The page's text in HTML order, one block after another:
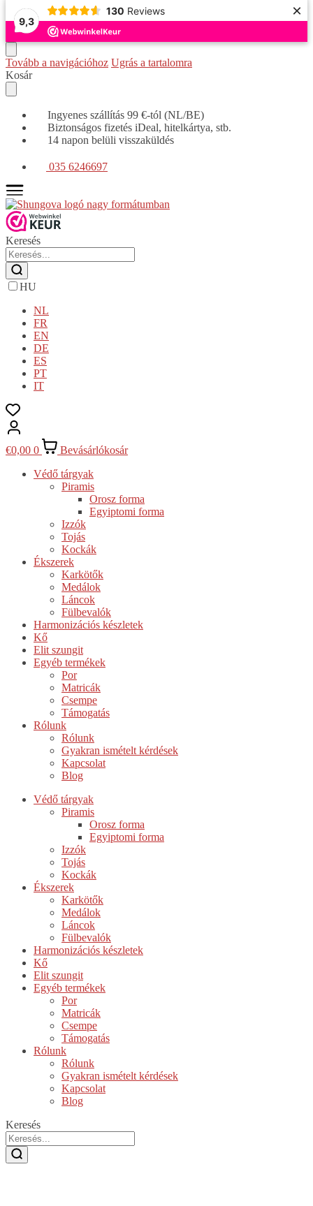
9,3
130 Reviews ×
Tovább a navigációhoz Ugrás a tartalomra
Kosár
Ingyenes szállítás 99 €-tól (NL/BE)
Biztonságos fizetés iDeal, hitelkártya, stb.
14 napon belüli visszaküldés
035 6246697
Keresés
HU
NL
FR
EN
DE
ES
PT
IT
€0,00 0
Bevásárlókosár
Védő tárgyak
Piramis
Orosz forma
Egyiptomi forma
Izzók
Tojás
Kockák
Ékszerek
Karkötők
Medálok
Láncok
Fülbevalók
Harmonizációs készletek
Kő
Elit szungit
Egyéb termékek
Por
Matricák
Csempe
Támogatás
Rólunk
Rólunk
Gyakran ismételt kérdések
Kapcsolat
Blog
Védő tárgyak
Piramis
Orosz forma
Egyiptomi forma
Izzók
Tojás
Kockák
Ékszerek
Karkötők
Medálok
Láncok
Fülbevalók
Harmonizációs készletek
Kő
Elit szungit
Egyéb termékek
Por
Matricák
Csempe
Támogatás
Rólunk
Rólunk
Gyakran ismételt kérdések
Kapcsolat
Blog
Keresés